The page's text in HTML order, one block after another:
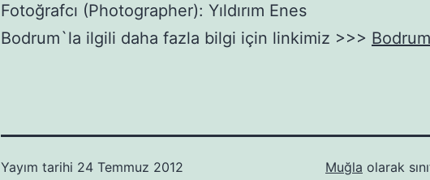
Fotoğrafcı (Photographer): Yıldırım Enes
Bodrum`la ilgili daha fazla bilgi için linkimiz >>> Bodrum
Yayım tarihi 24 Temmuz 2012
Muğla olarak